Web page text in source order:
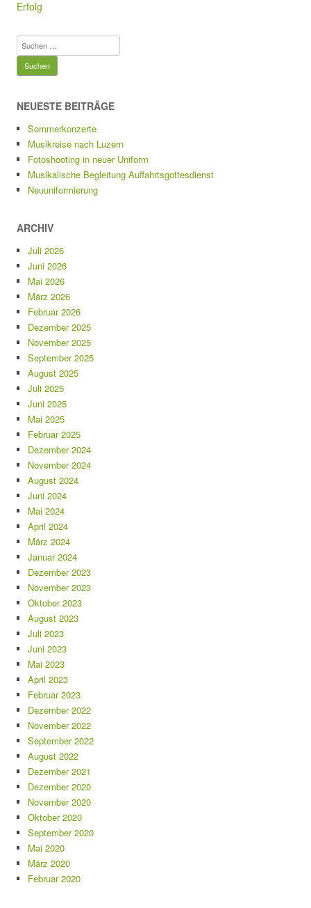
Erfolg
Suchen
nach:
NEUESTE BEITRÄGE
Sommerkonzerte
Musikreise nach Luzern
Fotoshooting in neuer Uniform
Musikalische Begleitung Auffahrtsgottesdienst
Neuuniformierung
ARCHIV
Juli 2026
Juni 2026
Mai 2026
März 2026
Februar 2026
Dezember 2025
November 2025
September 2025
August 2025
Juli 2025
Juni 2025
Mai 2025
Februar 2025
Dezember 2024
November 2024
August 2024
Juni 2024
Mai 2024
April 2024
März 2024
Januar 2024
Dezember 2023
November 2023
Oktober 2023
August 2023
Juli 2023
Juni 2023
Mai 2023
April 2023
Februar 2023
Dezember 2022
November 2022
September 2022
August 2022
Dezember 2021
Dezember 2020
November 2020
Oktober 2020
September 2020
Mai 2020
März 2020
Februar 2020